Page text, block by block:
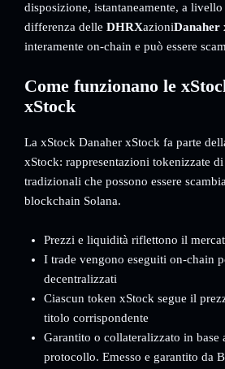
disposizione, istantaneamente, a
differenza delle DHRXazioniDanaher
interamente on-chain e può essere
Come funzionano le
xStock
La xStock Danaher xStock fa parte
xStock: rappresentazioni tokenizzate
tradizionali che possono essere
blockchain Solana.
Prezzi e liquidità riflettono il
I trade vengono eseguiti on-chain
decentralizzati
Ciascun token xStock segue il
titolo corrispondente
Garantito o collateralizzato in base
protocollo. Emesso e garantito da